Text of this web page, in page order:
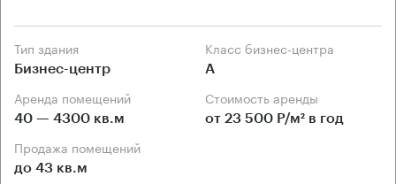
Тип здания
Бизнес-центр
Класс бизнес-центра
А
Аренда помещений
40 — 4300 кв.м
Стоимость аренды
от 23 500 Р/м² в год
Продажа помещений
до 43 кв.м